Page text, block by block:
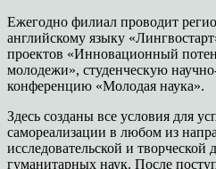
Ежегодно филиал проводит
английскому языку
проектов «Инновационный
молодежи», студенческую
конференцию «Молодая наука».
Здесь созданы все условия для
самореализации в любом из
исследовательской и творческой
гуманитарных наук. После